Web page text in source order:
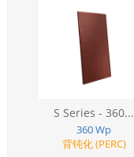
S Series - 360...
360 Wp
背钝化 (PERC)